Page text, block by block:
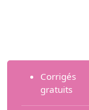
Corrigés
gratuits